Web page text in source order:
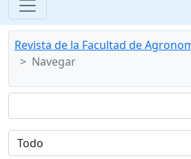
Revista de la Facultad de
Navegar